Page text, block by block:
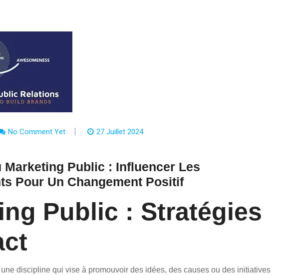
No Comment Yet 27 Juillet 2024
Marketing Public : Influencer Les
Pour Un Changement Positif
Public : Stratégies
discipline qui vise à promouvoir des idées, des causes ou des initiatives